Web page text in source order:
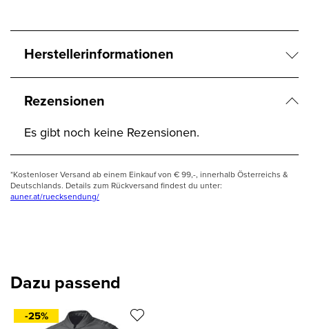
Herstellerinformationen
Rezensionen
Es gibt noch keine Rezensionen.
*Kostenloser Versand ab einem Einkauf von € 99,-, innerhalb Österreichs &
Deutschlands. Details zum Rückversand findest du unter:
auner.at/ruecksendung/
Dazu passend
-25%